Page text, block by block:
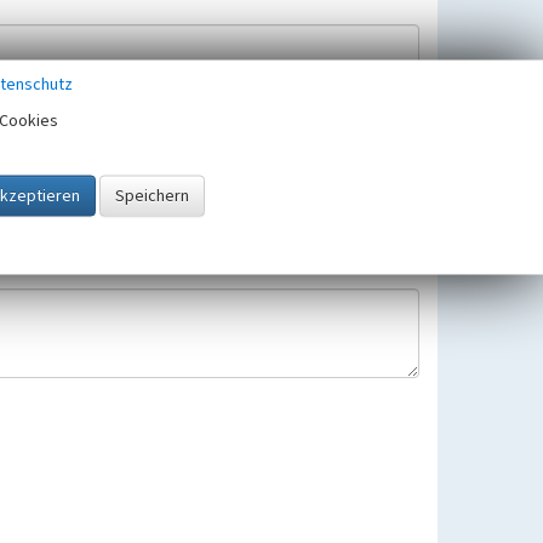
gespeichert und verwendet.
gültigen Europäischen